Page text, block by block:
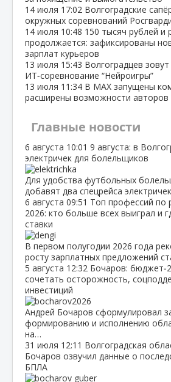
14 июля 17:02 Волгоградские
окружных соревнований
14 июля 10:48 150 тысяч рублей и
продолжается: зафиксированы
зарплат курьеров
13 июля 15:43 Волгоградцев зовут
ИТ‑соревнование “Нейроигры”
13 июля 11:34 В МАХ запущены
расширены возможности авторов
Главные новости
6 августа 10:01 9 августа: в
электричек для болельщиков
Для удобства футбольных
добавят два спецрейса
6 августа 09:51 Топ профессий по
2026: кто больше всех выиграл и
ставки
В первом полугодии 2026 года
росту зарплатных предложений
5 августа 12:32 Бочаров:
сочетать осторожность,
инвестиций
Андрей Бочаров сформулировал
формированию и исполнению
на…
31 июля 12:11 Волгоградская
Бочаров озвучил данные о
БПЛА